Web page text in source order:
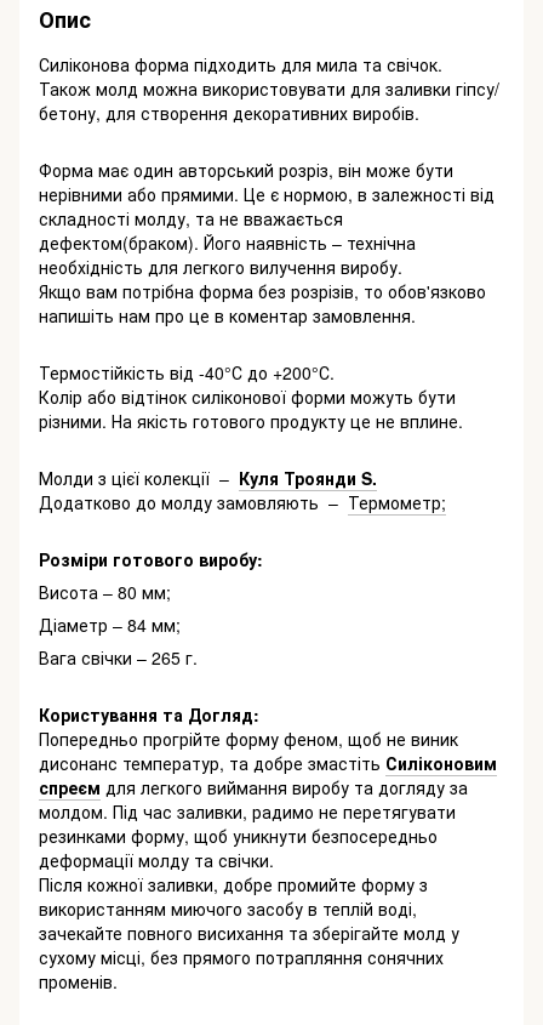
Опис
Силіконова форма підходить для мила та свічок.
Також молд можна використовувати для заливки гіпсу/
бетону, для створення декоративних виробів.
Форма має один авторський розріз, він може бути
нерівними або прямими. Це є нормою, в залежності від
складності молду, та не вважається
дефектом(браком). Його наявність – технічна
необхідність для легкого вилучення виробу.
Якщо вам потрібна форма без розрізів, то обов'язково
напишіть нам про це в коментар замовлення.
Термостійкість від -40°С до +200°С.
Колір або відтінок силіконової форми можуть бути
різними. На якість готового продукту це не вплине.
Молди з цієї колекції – Куля Троянди S.
Додатково до молду замовляють – Термометр;
Розміри готового виробу:
Висота – 80 мм;
Діаметр – 84 мм;
Вага свічки – 265 г.
Користування та Догляд:
Попередньо прогрійте форму феном, щоб не виник
дисонанс температур, та добре змастіть Силіконовим
спреєм для легкого виймання виробу та догляду за
молдом. Під час заливки, радимо не перетягувати
резинками форму, щоб уникнути безпосередньо
деформації молду та свічки.
Після кожної заливки, добре промийте форму з
використанням миючого засобу в теплій воді,
зачекайте повного висихання та зберігайте молд у
сухому місці, без прямого потрапляння сонячних
променів.